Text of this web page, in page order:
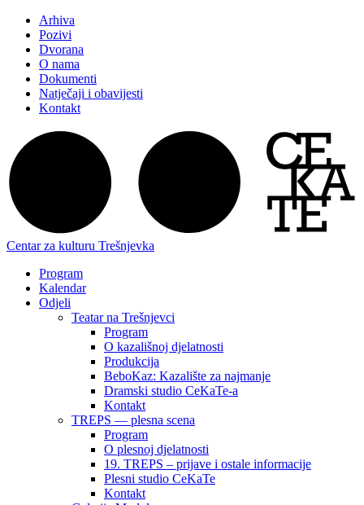
Arhiva
Pozivi
Dvorana
O nama
Dokumenti
Natječaji i obavijesti
Kontakt
Centar za kulturu Trešnjevka
Program
Kalendar
Odjeli
Teatar na Trešnjevci
Program
O kazališnoj djelatnosti
Produkcija
BeboKaz: Kazalište za najmanje
Dramski studio CeKaTe-a
Kontakt
TREPS — plesna scena
Program
O plesnoj djelatnosti
19. TREPS – prijave i ostale informacije
Plesni studio CeKaTe
Kontakt